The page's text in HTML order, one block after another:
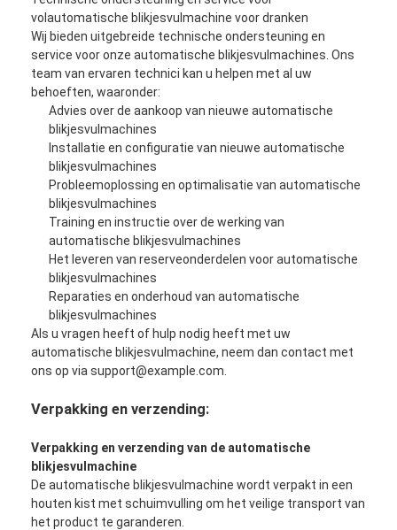
De automatische Machine van de Kartonverpakking
Flessen Wasmachine
Automatische Palletizer-Machine
Automatische laad- en losmachine
Automatische sterilisatie-machine
De Machine van de riemtransportband
De Machine van robotpalletizer
Roestvrij staal die tank mengen
Productielijn voor ingeblikt voedsel
Groenten- en fruitjuicer
Blikkenmachines
Tomatenpasta-containermachine
volautomatische blikjesvulmachine voor dranken
Wij bieden uitgebreide technische ondersteuning en
service voor onze automatische blikjesvulmachines. Ons
team van ervaren technici kan u helpen met al uw
behoeften, waaronder:
Advies over de aankoop van nieuwe automatische
blikjesvulmachines
Installatie en configuratie van nieuwe automatische
blikjesvulmachines
Probleemoplossing en optimalisatie van automatische
blikjesvulmachines
Training en instructie over de werking van
automatische blikjesvulmachines
Het leveren van reserveonderdelen voor automatische
blikjesvulmachines
Reparaties en onderhoud van automatische
blikjesvulmachines
Als u vragen heeft of hulp nodig heeft met uw
automatische blikjesvulmachine, neem dan contact met
ons op via support@example.com.
Verpakking en verzending:
Verpakking en verzending van de automatische
blikjesvulmachine
De automatische blikjesvulmachine wordt verpakt in een
houten kist met schuimvulling om het veilige transport van
het product te garanderen.